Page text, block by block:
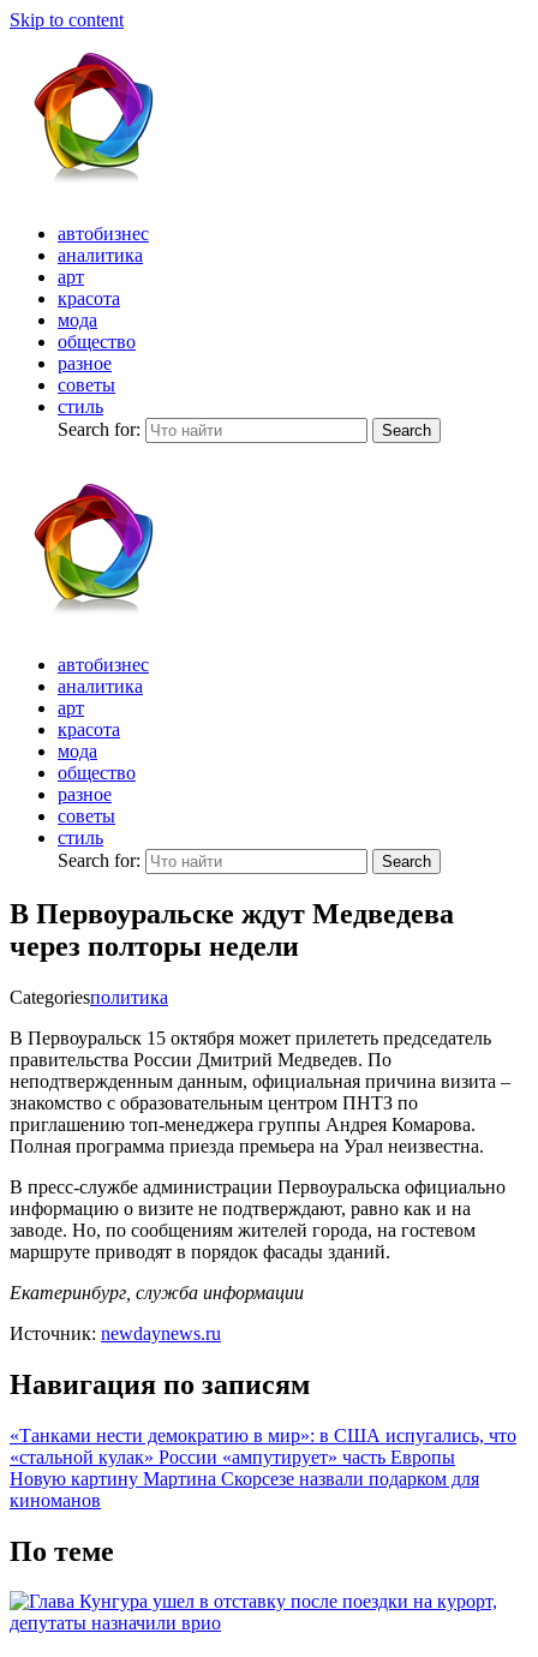
Skip to content
автобизнес
аналитика
арт
красота
мода
общество
разное
советы
стиль
Search for:
Search
автобизнес
аналитика
арт
красота
мода
общество
разное
советы
стиль
Search for:
Search
В Первоуральске ждут Медведева
через полторы недели
Categoriesполитика
В Первоуральск 15 октября может прилететь председатель
правительства России Дмитрий Медведев. По
неподтвержденным данным, официальная причина визита –
знакомство с образовательным центром ПНТЗ по
приглашению топ-менеджера группы Андрея Комарова.
Полная программа приезда премьера на Урал неизвестна.
В пресс-службе администрации Первоуральска официально
информацию о визите не подтверждают, равно как и на
заводе. Но, по сообщениям жителей города, на гостевом
маршруте приводят в порядок фасады зданий.
Екатеринбург, служба информации
Источник: newdaynews.ru
Навигация по записям
«Танками нести демократию в мир»: в США испугались, что
«стальной кулак» России «ампутирует» часть Европы
Новую картину Мартина Скорсезе назвали подарком для
киноманов
По теме